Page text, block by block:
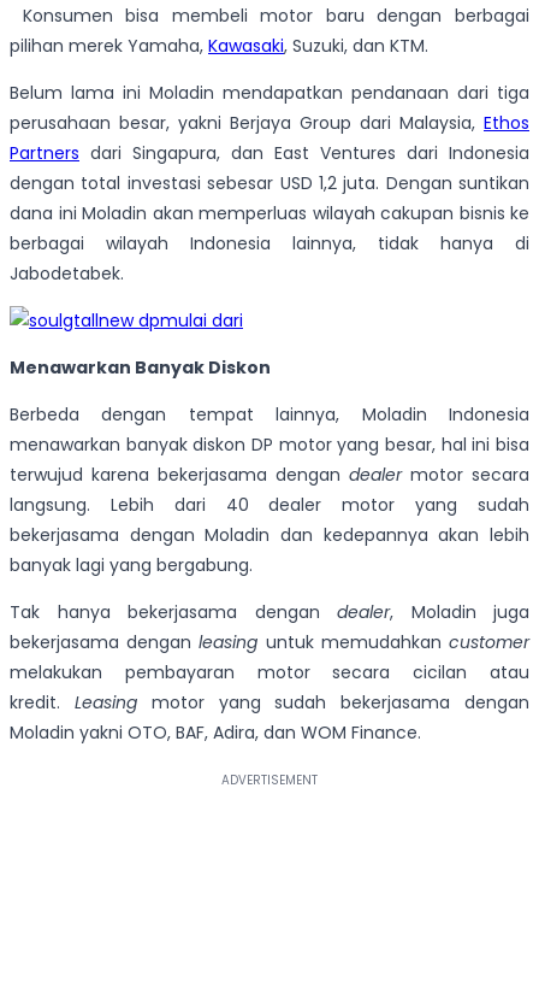
Konsumen bisa membeli motor baru dengan berbagai
pilihan merek Yamaha, Kawasaki, Suzuki, dan KTM.
Belum lama ini Moladin mendapatkan pendanaan dari tiga
perusahaan besar, yakni Berjaya Group dari Malaysia, Ethos
Partners dari Singapura, dan East Ventures dari Indonesia
dengan total investasi sebesar USD 1,2 juta. Dengan suntikan
dana ini Moladin akan memperluas wilayah cakupan bisnis ke
berbagai wilayah Indonesia lainnya, tidak hanya di
Jabodetabek.
Menawarkan Banyak Diskon
Berbeda dengan tempat lainnya, Moladin Indonesia
menawarkan banyak diskon DP motor yang besar, hal ini bisa
terwujud karena bekerjasama dengan dealermotor secara
langsung. Lebih dari 40 dealer motor yang sudah
bekerjasama dengan Moladin dan kedepannya akan lebih
banyak lagi yang bergabung.
Tak hanya bekerjasama dengan dealer, Moladin juga
bekerjasama denganleasing untuk memudahkancustomer
melakukan pembayaran motor secara cicilan atau
kredit. Leasingmotor yang sudah bekerjasama dengan
Moladin yakni OTO, BAF, Adira, dan WOM Finance.